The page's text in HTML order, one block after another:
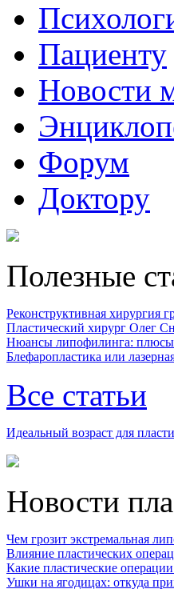
Пациенту
Новости
Форум
Доктору
Полезные
Реконструктивная хирургия
Пластический хирург Олег
Нюансы липофилинга: плюсы
Блефаропластика или
Все статьи
Идеальный возраст для
Новости
Чем грозит экстремальная
Влияние пластических
Какие пластические
Ушки на ягодицах: откуда